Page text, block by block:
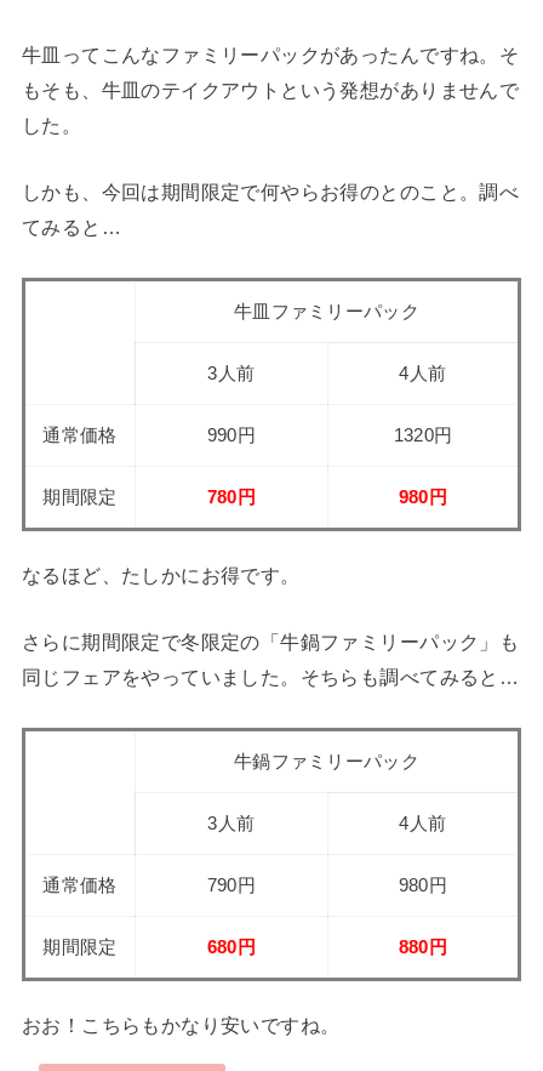
牛皿ってこんなファミリーパックがあったんですね。そ
もそも、牛皿のテイクアウトという発想がありませんで
した。
しかも、今回は期間限定で何やらお得のとのこと。調べ
てみると…
牛皿ファミリーパック
3人前 4人前
通常価格 990円 1320円
期間限定 780円 980円
なるほど、たしかにお得です。
さらに期間限定で冬限定の「牛鍋ファミリーパック」も
同じフェアをやっていました。そちらも調べてみると…
牛鍋ファミリーパック
3人前 4人前
通常価格 790円 980円
期間限定 680円 880円
おお！こちらもかなり安いですね。